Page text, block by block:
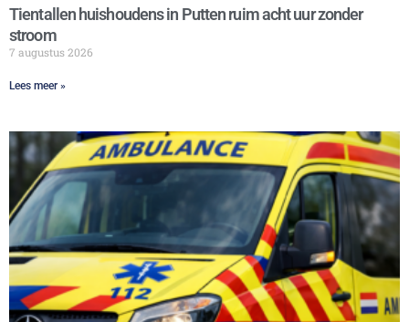
Tientallen huishoudens in Putten ruim acht uur zonder
stroom
7 augustus 2026
Lees meer »